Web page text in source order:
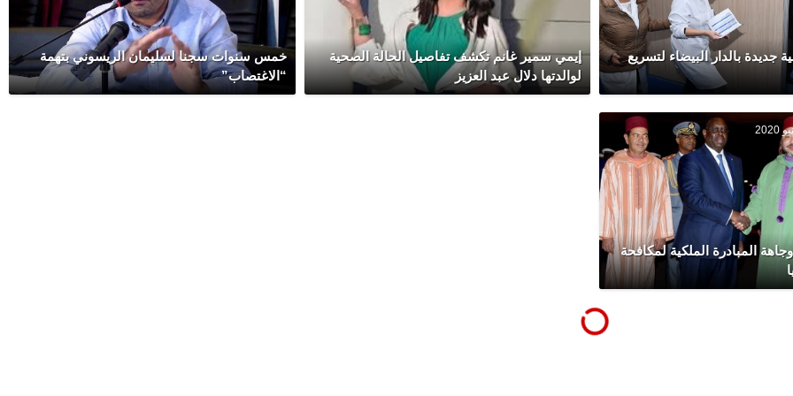
جديدة بالدار البيضاء لتسريع
إيمي سمير غانم تكشف تفاصيل الحالة الصحية
لوالدتها دلال عبد العزيز
خمس سنوات سجنا لسليمان الريسوني بتهمة
“الاغتصاب”
وجاهة المبادرة الملكية لمكافحة